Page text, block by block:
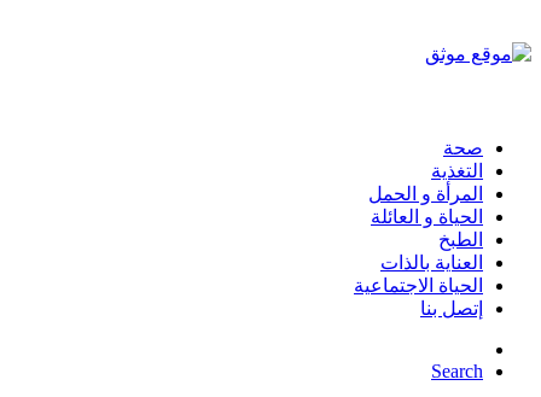
صحة
التغذية
المرأة و الحمل
الحياة و العائلة
الطبخ
العناية بالذات
الحياة الاجتماعية
إتصل بنا
Search